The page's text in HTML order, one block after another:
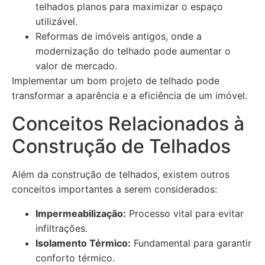
telhados planos para maximizar o espaço
utilizável.
Reformas de imóveis antigos, onde a
modernização do telhado pode aumentar o
valor de mercado.
Implementar um bom projeto de telhado pode
transformar a aparência e a eficiência de um imóvel.
Conceitos Relacionados à
Construção de Telhados
Além da construção de telhados, existem outros
conceitos importantes a serem considerados:
Impermeabilização: Processo vital para evitar
infiltrações.
Isolamento Térmico: Fundamental para garantir
conforto térmico.